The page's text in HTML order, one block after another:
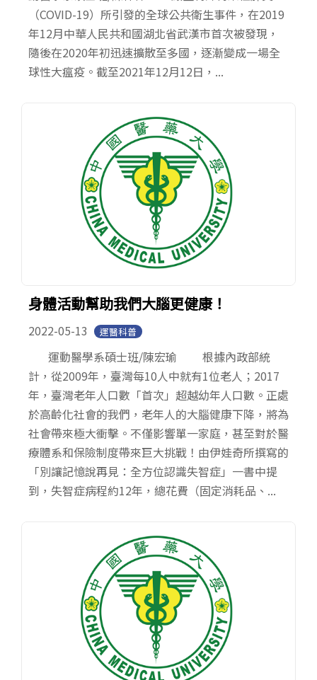
（COVID-19）所引發的全球公共衛生事件，在2019
年12月中華人民共和國湖北省武漢市首次被發現，
隨後在2020年初迅速擴散至多國，逐漸變成一場全
球性大瘟疫。截至2021年12月12日，...
身體活動幫助我們大腦更健康！
2022-05-13 運醫科普
運動醫學系碩士班/陳宏瑜 根據內政部統
計，從2009年，臺灣每10人中就有1位老人；2017
年，臺灣老年人口數「首次」超越幼年人口數。正處
於高齡化社會的我們，老年人的大腦健康下降，將為
社會帶來極大衝擊。不僅影響單一家庭，甚至對於醫
療體系和保險制度帶來巨大挑戰！由伊娃奇所撰寫的
「別讓記憶說再見：全方位認識失智症」一書中提
到，失智症病程約12年，總花費（固定消耗品、...